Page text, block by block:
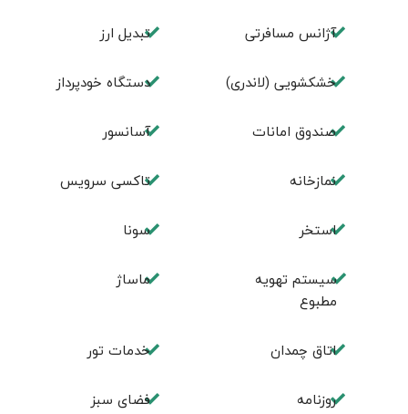
آژانس مسافرتی تبديل ارز
خشکشویی (لاندری) دستگاه خودپرداز
صندوق امانات آسانسور
نمازخانه تاکسی سرویس
استخر سونا
سیستم تهویه
مطبوع
ماساژ
اتاق چمدان خدمات تور
روزنامه فضای سبز